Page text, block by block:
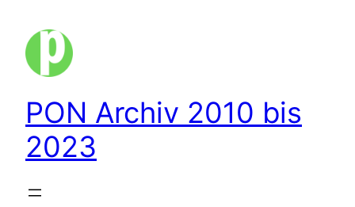
Inhalt
springen
PON Archiv 2010 bis
2023